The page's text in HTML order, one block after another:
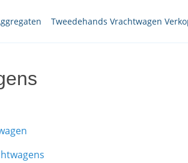
Tweedehands Vrachtwagen